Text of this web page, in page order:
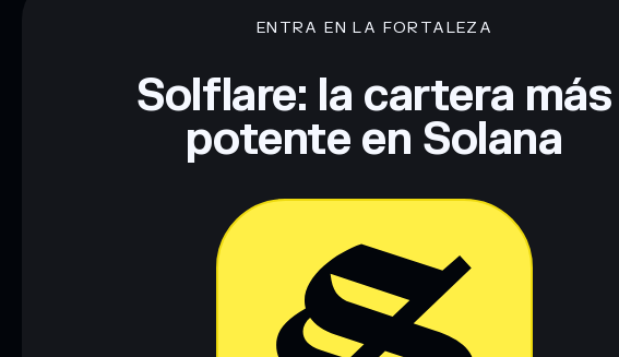
ENTRA EN LA FORTALEZA
Solflare: la cartera más
potente en Solana